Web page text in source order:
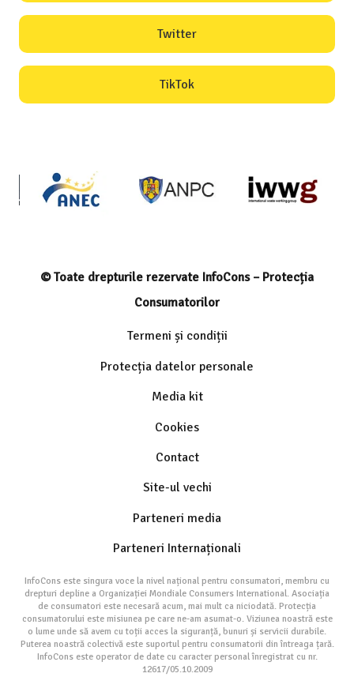
Twitter
TikTok
© Toate drepturile rezervate InfoCons – Protecția
Consumatorilor
Termeni și condiții
Protecția datelor personale
Media kit
Cookies
Contact
Site-ul vechi
Parteneri media
Parteneri Internaționali
InfoCons este singura voce la nivel național pentru consumatori, membru cu
drepturi depline a Organizației Mondiale Consumers International. Asociația
de consumatori este necesară acum, mai mult ca niciodată. Protecția
consumatorului este misiunea pe care ne-am asumat-o. Viziunea noastră este
o lume unde să avem cu toții acces la siguranță, bunuri și servicii durabile.
Puterea noastră colectivă este suportul pentru consumatorii din întreaga țară.
InfoCons este operator de date cu caracter personal înregistrat cu nr.
12617/05.10.2009